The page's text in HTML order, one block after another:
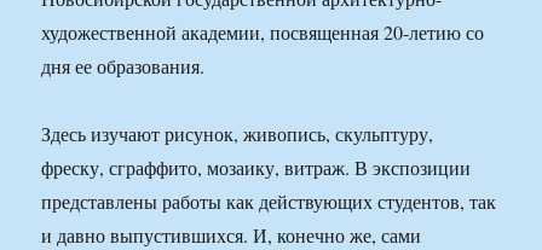
художественной академии, посвященная 20-летию со
дня ее образования.
Здесь изучают рисунок, живопись, скульптуру,
фреску, сграффито, мозаику, витраж. В экспозиции
представлены работы как действующих студентов, так
и давно выпустившихся. И, конечно же, сами